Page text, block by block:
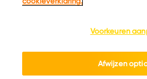
Blog
Voorkeuren
Afwijzen